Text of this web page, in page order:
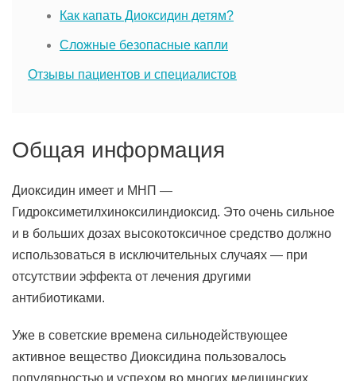
Как капать Диоксидин детям?
Сложные безопасные капли
Отзывы пациентов и специалистов
Общая информация
Диоксидин имеет и МНП —
Гидроксиметилхиноксилиндиоксид. Это очень сильное
и в больших дозах высокотоксичное средство должно
использоваться в исключительных случаях — при
отсутствии эффекта от лечения другими
антибиотиками.
Уже в советские времена сильнодействующее
активное вещество Диоксидина пользовалось
популярностью и успехом во многих медицинских